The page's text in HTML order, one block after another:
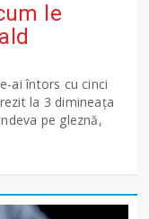
le
ai întors cu cinci
la 3 dimineața
pe gleznă,